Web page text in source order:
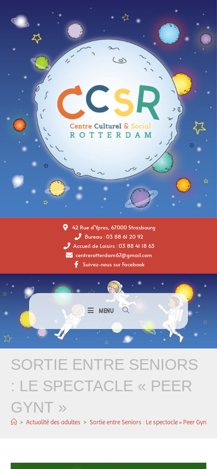
42 Rue d'Ypres, 67000 Strasbourg
Bureau : 03 88 61 20 92
Accueil de Loisirs : 03 88 41 18 63
centrerotterdam67@gmail.com
Suivez-nous sur Facebook
MENU
SORTIE ENTRE SENIORS
: LE SPECTACLE « PEER
GYNT »
> Actualité des adultes > Sortie entre Seniors : Le spectacle « Peer Gynt »